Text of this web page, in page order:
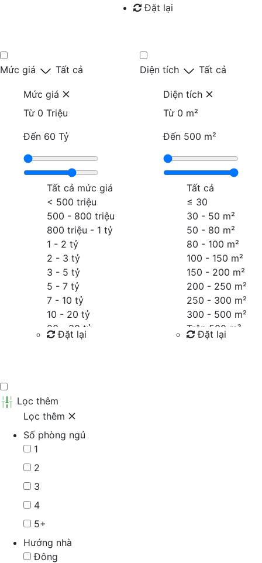
Đặt lại
Mức giá Tất cả
Mức giá
Từ 0 Triệu
Đến 60 Tỷ
Tất cả mức giá
< 500 triệu
500 - 800 triệu
800 triệu - 1 tỷ
1 - 2 tỷ
2 - 3 tỷ
3 - 5 tỷ
5 - 7 tỷ
7 - 10 tỷ
10 - 20 tỷ
20 - 30 tỷ
30 - 40 tỷ
Đặt lại
Diện tích Tất cả
Diện tích
Từ 0 m²
Đến 500 m²
Tất cả
≤ 30
30 - 50 m²
50 - 80 m²
80 - 100 m²
100 - 150 m²
150 - 200 m²
200 - 250 m²
250 - 300 m²
300 - 500 m²
Trên 500 m²
Đặt lại
Lọc thêm
Lọc thêm
Số phòng ngủ
1
2
3
4
5+
Hướng nhà
Đông